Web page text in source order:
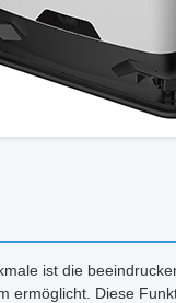
ist die
ermöglicht. Diese